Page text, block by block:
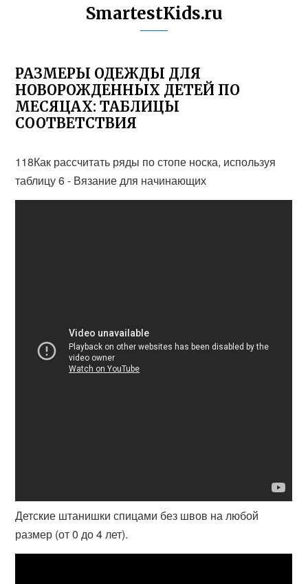
SmartestKids.ru
РАЗМЕРЫ ОДЕЖДЫ ДЛЯ
НОВОРОЖДЕННЫХ ДЕТЕЙ ПО
МЕСЯЦАХ: ТАБЛИЦЫ
СООТВЕТСТВИЯ
118Как рассчитать ряды по стопе носка, используя
таблицу 6 - Вязание для начинающих
Детские штанишки спицами без швов на любой
размер (от 0 до 4 лет).